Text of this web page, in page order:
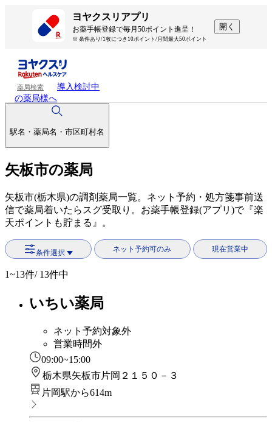
ヨヤクスリアプリ
お薬手帳登録で毎月50ポイント進呈！
※ 条件あり/1枚につき10ポイント/月間最大50ポイント
開く
薬局検索
導入検討中
の薬局様へ
駅名・薬局名・市区町村名
矢板市の薬局
矢板市(栃木県)の調剤薬局一覧。ネット予約・処方箋事前送
信で薬局着いたらスグ受取り。お薬手帳登録(アプリ)で『楽
天ポイントも貯まる』。
条件選択 ネット予約可のみ 現在営業中
1~13件/ 13件中
いちい薬局
ネット予約対象外
営業時間外
09:00~15:00
栃木県矢板市片岡２１５０－３
片岡駅から614m